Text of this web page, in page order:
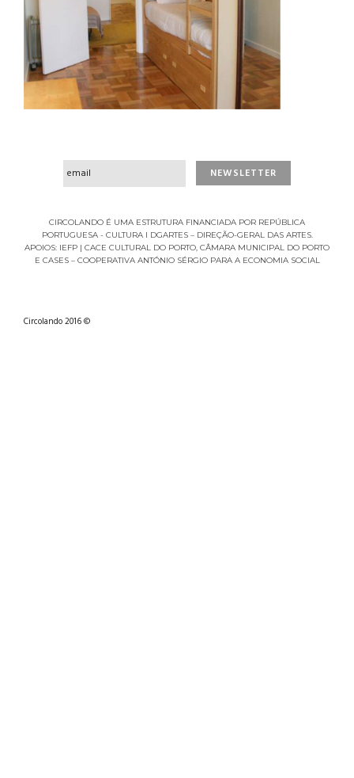
CIRCOLANDO É UMA ESTRUTURA FINANCIADA POR REPÚBLICA
PORTUGUESA - CULTURA I DGARTES – DIREÇÃO-GERAL DAS ARTES.
APOIOS: IEFP | CACE CULTURAL DO PORTO, CÂMARA MUNICIPAL DO PORTO
E CASES – COOPERATIVA ANTÓNIO SÉRGIO PARA A ECONOMIA SOCIAL
Circolando 2016 ©